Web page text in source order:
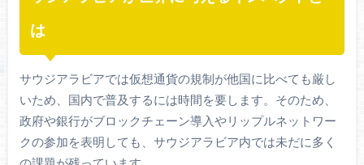
は
サウジアラビアでは仮想通貨の規制が他国に比べても厳し
いため、国内で普及するには時間を要します。そのため、
政府や銀行がブロックチェーン導入やリップルネットワー
クの参加を表明しても、サウジアラビア内では未だに多く